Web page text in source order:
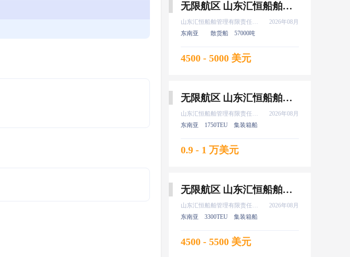
无限航区 山东汇恒船舶管理有限责任公司 新证 三管轮 8月上船
山东汇恒船舶管理有限责任公司
2026年08月
东南亚
散货船 57000吨
4500 - 5000 美元
无限航区 山东汇恒船舶管理有限责任公司 船长 8月上船
山东汇恒船舶管理有限责任公司
2026年08月
东南亚
1750TEU 集装箱船
0.9 - 1 万美元
无限航区 山东汇恒船舶管理有限责任公司 二副 8月上船
山东汇恒船舶管理有限责任公司
2026年08月
东南亚
3300TEU 集装箱船
4500 - 5500 美元